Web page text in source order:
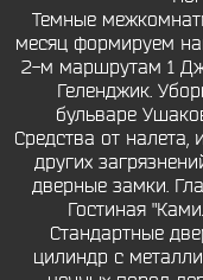
Темные
месяц формируем
2-м маршрутам 1
Геленджик.
бульваре
Средства от налета,
других
дверные замки.
Гостиная
Стандартные
цилиндр с